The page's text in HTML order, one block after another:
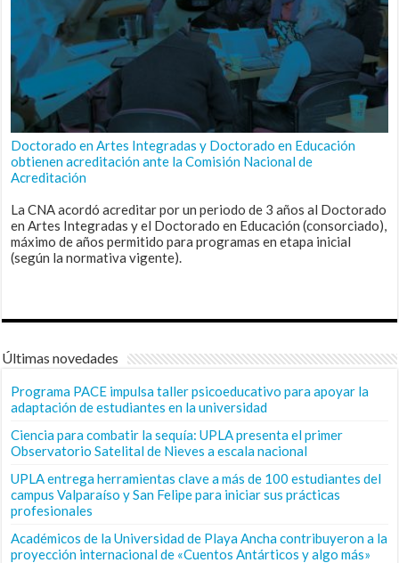
Doctorado en Artes Integradas y Doctorado en Educación
obtienen acreditación ante la Comisión Nacional de
Acreditación
La CNA acordó acreditar por un periodo de 3 años al Doctorado
en Artes Integradas y el Doctorado en Educación (consorciado),
máximo de años permitido para programas en etapa inicial
(según la normativa vigente).
Últimas novedades
Programa PACE impulsa taller psicoeducativo para apoyar la
adaptación de estudiantes en la universidad
Ciencia para combatir la sequía: UPLA presenta el primer
Observatorio Satelital de Nieves a escala nacional
UPLA entrega herramientas clave a más de 100 estudiantes del
campus Valparaíso y San Felipe para iniciar sus prácticas
profesionales
Académicos de la Universidad de Playa Ancha contribuyeron a la
proyección internacional de «Cuentos Antárticos y algo más»